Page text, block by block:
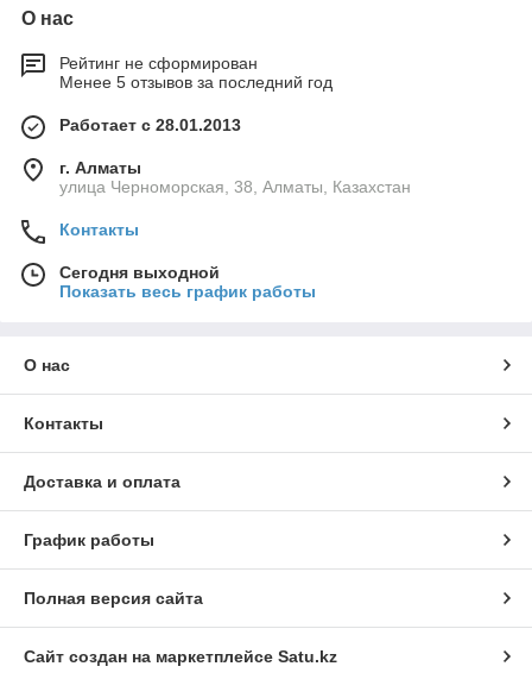
О нас
Рейтинг не сформирован
Менее 5 отзывов за последний год
Работает с 28.01.2013
г. Алматы
улица Черноморская, 38, Алматы, Казахстан
Контакты
Сегодня выходной
Показать весь график работы
О нас
Контакты
Доставка и оплата
График работы
Полная версия сайта
Сайт создан на маркетплейсе Satu.kz